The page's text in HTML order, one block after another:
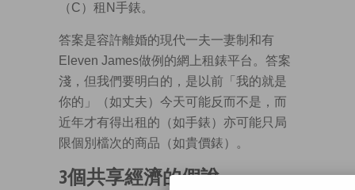
（C）租N手錶。
答案是容許離婚的現代一夫一妻制和有
Eleven James做例的網上租錶平台。答案
淺，但我們要明白的，是以前「我的就是
你的」（如丈夫）今天可能反而不是，而
近年才有得出租的（如手錶）亦可能只局
限個別檔次的商品（如貴價錶）。
3個共享經濟的假說